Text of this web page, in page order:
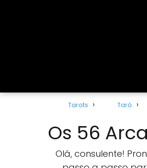
Tarots Tarô
Os 56
Olá, consulente!